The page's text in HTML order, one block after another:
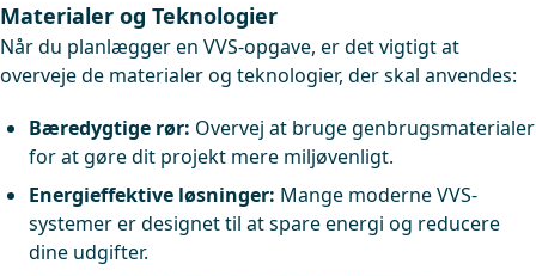
Materialer og Teknologier
Når du planlægger en VVS-opgave, er det vigtigt at
overveje de materialer og teknologier, der skal anvendes:
Bæredygtige rør: Overvej at bruge genbrugsmaterialer
for at gøre dit projekt mere miljøvenligt.
Energieffektive løsninger: Mange moderne VVS-
systemer er designet til at spare energi og reducere
dine udgifter.